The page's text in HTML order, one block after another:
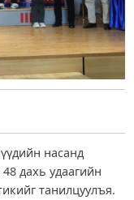
насанд
дахь удаагийн
танилцуулъя.